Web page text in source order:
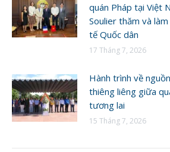
quán Pháp tại Việt
Soulier thăm và
tế Quốc dân
17 Tháng 7, 2026
Hành trình về
thiêng liêng giữa
tương lai
15 Tháng 7, 2026